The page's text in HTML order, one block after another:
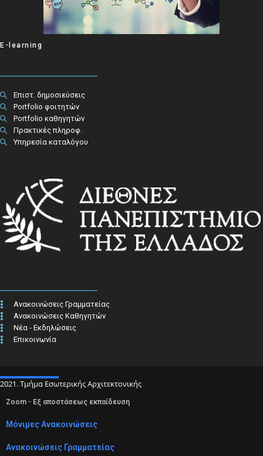
E-learning
Επιστ. δημοσιεύσεις
Portfolio φοιτητών
Portfolio καθηγητών
Πρακτικές πληροφ.​
Υπηρεσία καταλόγου
Ανακοινώσεις Γραμματείας
Ανακοινώσεις Καθηγητών
Νέα - Εκδηλώσεις
Επικοινωνία
2021. Τμήμα Εσωτερικής Αρχιτεκτονικής
Zoom - Εξ αποστάσεως εκπαίδευση
Μόνιμες Ανακοινώσεις
Ανακοινώσεις Γραμματείας